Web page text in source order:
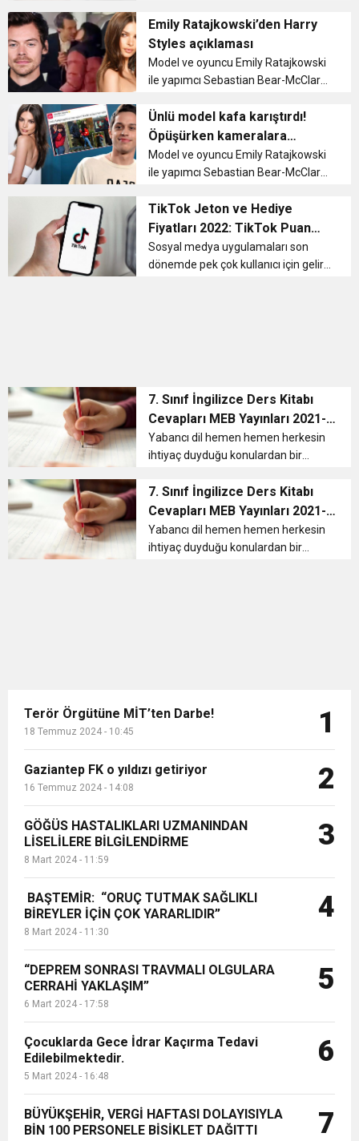
buluşturdu
11:36 Hareketsiz yaşam diyabete neden oluyor
11:32 Dr. Öcük, karın germe estetiği ile ilgili bilgi verdi
10:45 Terör Örgütüne MİT’ten Darbe!
genelinde 1 milyar kullanıcıyı aşan
TikTok sayesinde kullanıcılar ciddi
gelirler elde etmeye baş...
Emily Ratajkowski’den Harry
Styles açıklaması
Model ve oyuncu Emily Ratajkowski
ile yapımcı Sebastian Bear-McClard,
törenle dünyaevine girmişti. Ancak
oğulları Sylvester Apollo Bear’ı 2021
yılının Mart ayınd...
Ünlü model kafa karıştırdı!
Öpüşürken kameralara
yakalandılar
Model ve oyuncu Emily Ratajkowski
ile yapımcı Sebastian Bear-McClard,
törenle dünyaevine girmişti. Ancak
oğulları Sylvester Apollo Bear’ı
geçtiğimiz yıl mart ayı...
TikTok Jeton ve Hediye
Fiyatları 2022: TikTok Puan
Hesaplaması Nasıl Yapılır?
Sosyal medya uygulamaları son
dönemde pek çok kullanıcı için gelir
7. Sınıf İngilizce Ders Kitabı
Cevapları MEB Yayınları 2021-
2022
Yabancı dil hemen hemen herkesin
ihtiyaç duyduğu konulardan bir
ortaokul döneminde verilmeye
başlanır. İngilizce ders konuları sınıf
derecelerine göre değişiklik...
7. Sınıf İngilizce Ders Kitabı
Cevapları MEB Yayınları 2021-
2022
Yabancı dil hemen hemen herkesin
ihtiyaç duyduğu konulardan bir
Terör Örgütüne MİT’ten Darbe!
18 Temmuz 2024 - 10:45 1
Gaziantep FK o yıldızı getiriyor
16 Temmuz 2024 - 14:08 2
GÖĞÜS HASTALIKLARI UZMANINDAN
LİSELİLERE BİLGİLENDİRME
8 Mart 2024 - 11:59
3
BAŞTEMİR: “ORUÇ TUTMAK SAĞLIKLI
BİREYLER İÇİN ÇOK YARARLIDIR”
8 Mart 2024 - 11:30
4
“DEPREM SONRASI TRAVMALI OLGULARA
CERRAHİ YAKLAŞIM”
6 Mart 2024 - 17:58
5
Çocuklarda Gece İdrar Kaçırma Tedavi
Edilebilmektedir.
5 Mart 2024 - 16:48
6
BÜYÜKŞEHİR, VERGİ HAFTASI DOLAYISIYLA
BİN 100 PERSONELE BİSİKLET DAĞITTI
7